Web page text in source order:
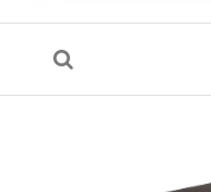
COMPEL